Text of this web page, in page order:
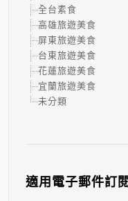
全台素食
高雄旅遊美食
屏東旅遊美食
台東旅遊美食
花蓮旅遊美食
宜蘭旅遊美食
未分類
適用電子郵件訂